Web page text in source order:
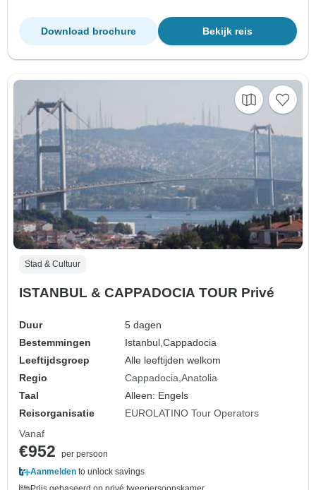
Bekijk reis
Download brochure
Stad & Cultuur
ISTANBUL & CAPPADOCIA TOUR Privé
Duur
5 dagen
Bestemmingen
Istanbul,Cappadocia
Leeftijdsgroep
Alle leeftijden welkom
Regio
Cappadocia Anatolia
Taal
Alleen: Engels
Reisorganisatie
EUROLATINO Tour Operators
Vanaf
€952
per persoon
Aanmelden to unlock savings